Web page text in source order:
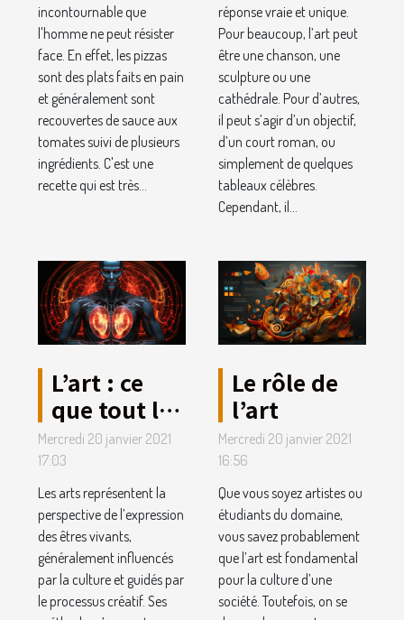
incontournable que
l'homme ne peut résister
face. En effet, les pizzas
sont des plats faits en pain
et généralement sont
recouvertes de sauce aux
tomates suivi de plusieurs
ingrédients. C'est une
recette qui est très...
réponse vraie et unique.
Pour beaucoup, l’art peut
être une chanson, une
sculpture ou une
cathédrale. Pour d’autres,
il peut s’agir d’un objectif,
d’un court roman, ou
simplement de quelques
tableaux célèbres.
Cependant, il...
L’art : ce
que tout le
monde
devrait en
savoir.
Mercredi 20 janvier 2021
17:03
Les arts représentent la
perspective de l’expression
des êtres vivants,
généralement influencés
par la culture et guidés par
le processus créatif. Ses
Le rôle de
l’art
Mercredi 20 janvier 2021
16:56
Que vous soyez artistes ou
étudiants du domaine,
vous savez probablement
que l’art est fondamental
pour la culture d’une
société. Toutefois, on se